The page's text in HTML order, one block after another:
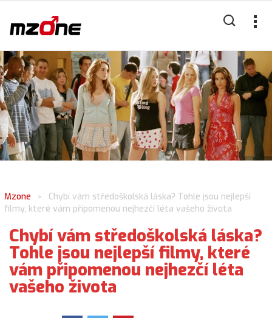
Mzone >
Chybí vám středoškolská láska? Tohle jsou nejlepší
filmy, které vám připomenou nejhezčí léta vašeho života
Chybí vám středoškolská láska?
Tohle jsou nejlepší filmy, které
vám připomenou nejhezčí léta
vašeho života